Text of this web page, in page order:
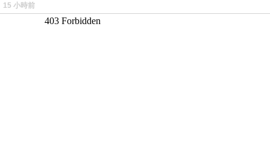
有
15 小時前